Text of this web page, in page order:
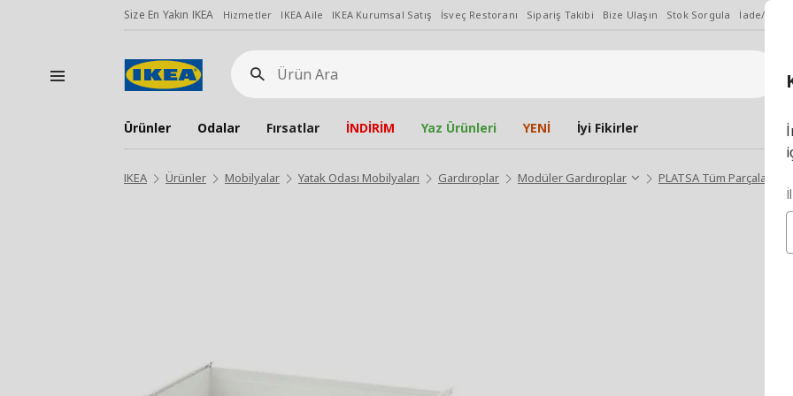
Size En Yakın IKEA Hizmetler IKEA Aile IKEA Kurumsal Satış İsveç Restoranı Sipariş Takibi Bize Ulaşın Stok Sorgula İade/
Ürün
Ara
Ürünler Odalar Fırsatlar İNDİRİM Yaz Ürünleri YENİ İyi Fikirler
IKEA Ürünler Mobilyalar Yatak Odası Mobilyaları Gardıroplar Modüler Gardıroplar PLATSA Tüm Parçalar